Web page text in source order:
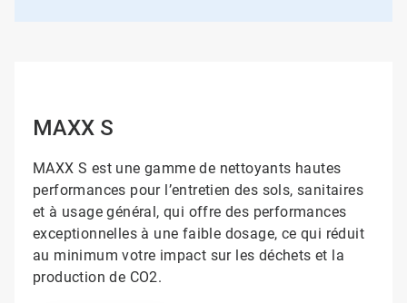
MAXX S
MAXX S est une gamme de nettoyants hautes
performances pour l’entretien des sols, sanitaires
et à usage général, qui offre des performances
exceptionnelles à une faible dosage, ce qui réduit
au minimum votre impact sur les déchets et la
production de CO2.